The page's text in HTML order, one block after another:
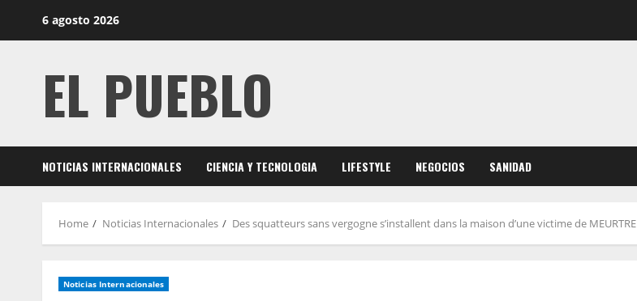
6 agosto 2026
EL PUEBLO
NOTICIAS INTERNACIONALES CIENCIA Y TECNOLOGIA LIFESTYLE NEGOCIOS SANIDAD
Home Noticias Internacionales Des squatteurs sans vergogne s’installent dans la maison d’une victime de MEURTRE
Noticias Internacionales